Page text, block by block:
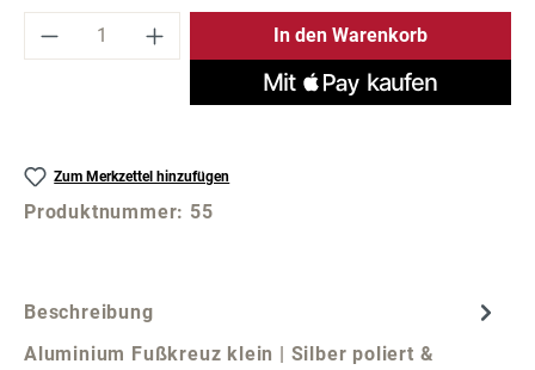
Produkt Anzahl: Gib den gewünschten
In den Warenkorb
Zum Merkzettel hinzufügen
Produktnummer: 55
Beschreibung
Aluminium Fußkreuz klein | Silber poliert &